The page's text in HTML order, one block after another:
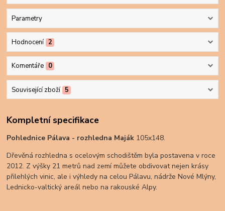
Parametry
Hodnocení 2
Komentáře 0
Související zboží 5
Kompletní specifikace
Pohlednice Pálava - rozhledna Maják 105x148.
Dřevěná rozhledna s ocelovým schodištěm byla postavena v roce
2012. Z výšky 21 metrů nad zemí můžete obdivovat nejen krásy
přilehlých vinic, ale i výhledy na celou Pálavu, nádrže Nové Mlýny,
Lednicko-valtický areál nebo na rakouské Alpy.